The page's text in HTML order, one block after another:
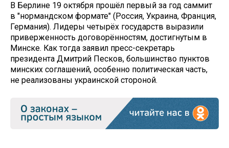
В Берлине 19 октября прошёл первый за год саммит
в "нормандском формате" (Россия, Украина, Франция,
Германия). Лидеры четырёх государств выразили
приверженность договорённостям, достигнутым в
Минске. Как тогда заявил пресс-секретарь
президента Дмитрий Песков, большинство пунктов
минских соглашений, особенно политическая часть,
не реализованы украинской стороной.